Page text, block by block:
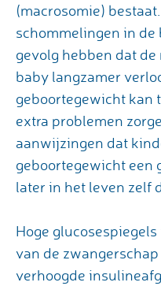
(macrosomie)
schommelingen in
gevolg hebben dat
baby langzamer
geboortegewicht kan
extra problemen
aanwijzingen dat
geboortegewicht een
later in het leven zelf
Hoge
van de
verhoogde